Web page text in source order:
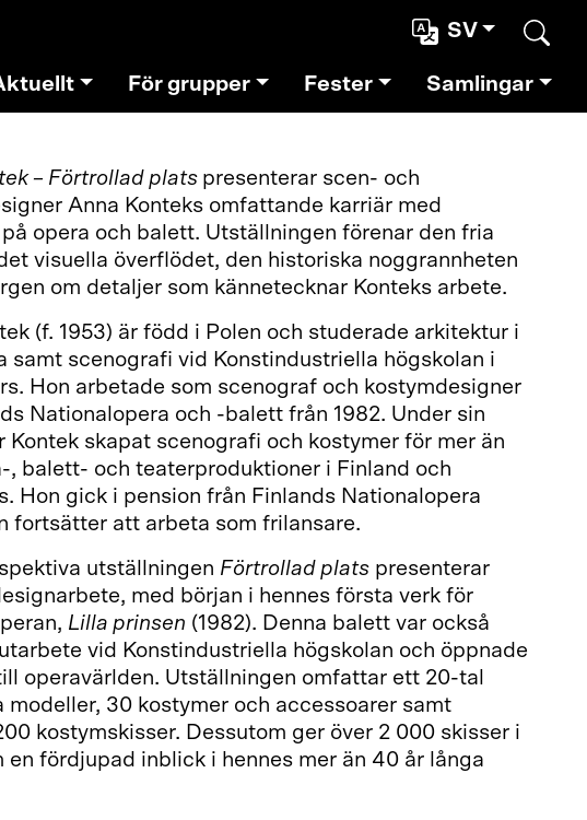
SV
För grupper Fester Samlingar
– Förtrollad plats presenterar scen- och
Anna Konteks omfattande karriär med
opera och balett. Utställningen förenar den fria
visuella överflödet, den historiska noggrannheten
om detaljer som kännetecknar Konteks arbete.
(f. 1953) är född i Polen och studerade arkitektur i
samt scenografi vid Konstindustriella högskolan i
Hon arbetade som scenograf och kostymdesigner
Nationalopera och -balett från 1982. Under sin
Kontek skapat scenografi och kostymer för mer än
, balett- och teaterproduktioner i Finland och
Hon gick i pension från Finlands Nationalopera
fortsätter att arbeta som frilansare.
utställningen Förtrollad plats presenterar
med början i hennes första verk för
Lilla prinsen (1982). Denna balett var också
vid Konstindustriella högskolan och öppnade
operavärlden. Utställningen omfattar ett 20-tal
modeller, 30 kostymer och accessoarer samt
kostymskisser. Dessutom ger över 2 000 skisser i
en fördjupad inblick i hennes mer än 40 år långa